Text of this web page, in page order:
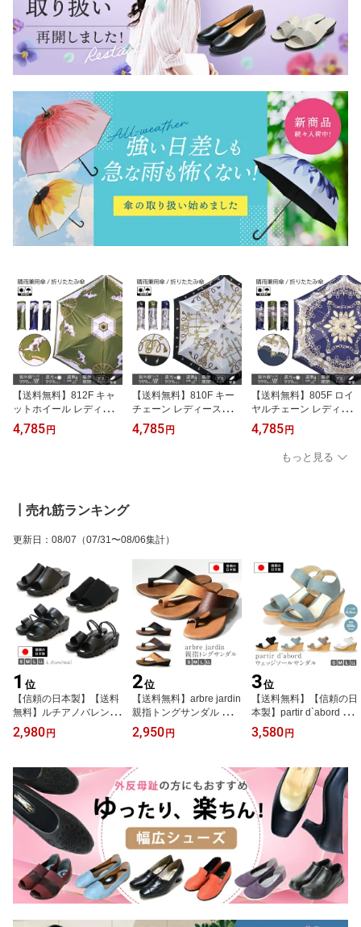
【送料無料】812F キャ
ットホイール レディース
晴雨兼用 軽量・簡単開閉
3段ミニ折りたたみ傘 50
温度上昇を約2/3に軽減
かわいい おしゃれ 涼し
い プレゼント 無料ラッ
ピング 母の日
4,785 円
【送料無料】810F キー
チェーン レディース晴雨
兼用 軽量・簡単開閉 3段
ミニ折りたたみ傘 50cm×
ゼント 無料ラッピング
母の日
4,785 円
【送料無料】805F ロイ
ヤルチェーン レディース
晴雨兼用 軽量・簡単開閉
3段ミニ折りたたみ傘 50
cm×6駒 UVカット率10
0% 遮光率100%《UVブ
4,785 円
もっと見る
┃売れ筋ランキング
更新日 ： 08/07 （07/31〜08/06集計）
1 位
【信頼の日本製】【送料
無料】ルチアノバレンチ
ノ 波型ソール オフィス
サンダル 美脚効果と柔ら
フォート ミュール 事務
用 ベランダー履き 厚底
ウェッジソール レディー
ス スーツ 前あき ワーク
国産 6451 6455 6458 64
2,980 円
2位
【送料無料】arbre jardin
親指トングサンダル 日本
製 レディース 歩きやす
い ミュール ウェッジソ
つっかけ 履きやすい 歩
きやすい 軽い ベランダ
ー履き 美脚 シンプル 春
夏 黒 ブラック ブラウン
ベージュ Ark-Shoes アー
クシューズ nm-6141
2,950 円
3位
【送料無料】【信頼の日
本製】partir d`abord パ
ルティエダボール ウェッ
ジソールサンダル カジュ
ト レディース 婦人用 靴
美脚 厚底 前あき クッシ
ョン ストラップ おしゃ
れ 夏 スポーツサンダル
Ark-Shoes アークシュー
ズ nm-92932
3,580 円